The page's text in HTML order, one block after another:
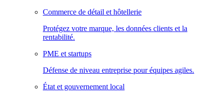
Commerce de détail et hôtellerie
Protégez votre marque, les données clients et la
rentabilité.
PME et startups
Défense de niveau entreprise pour équipes agiles.
État et gouvernement local